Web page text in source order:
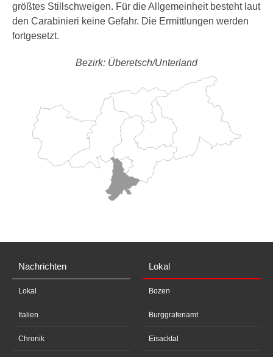
größtes Stillschweigen. Für die Allgemeinheit besteht laut
den Carabinieri keine Gefahr. Die Ermittlungen werden
fortgesetzt.
Bezirk: Überetsch/Unterland
Nachrichten
Lokal
Italien
Chronik
Lokal
Bozen
Burggrafenamt
Eisacktal